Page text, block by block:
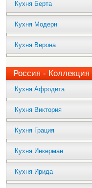
Кухня Берта
Кухня Модерн
Кухня Верона
Россия - Коллекция
Кухня Афродита
Кухня Виктория
Кухня Грация
Кухня Инкерман
Кухня Ирида